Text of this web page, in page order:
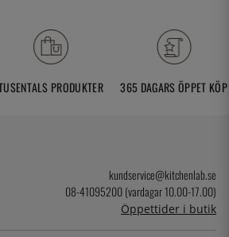
PRODUKTER 365 DAGARS ÖPPET KÖP
kundservice@kitchenlab.se
08-41095200 (vardagar 10.00-17.00)
Öppettider i butik